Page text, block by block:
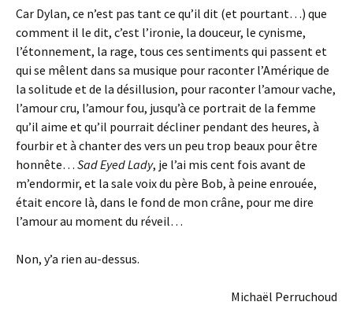
Car Dylan, ce n’est pas tant ce qu’il dit (et pourtant…) que
comment il le dit, c’est l’ironie, la douceur, le cynisme,
l’étonnement, la rage, tous ces sentiments qui passent et
qui se mêlent dans sa musique pour raconter l’Amérique de
la solitude et de la désillusion, pour raconter l’amour vache,
l’amour cru, l’amour fou, jusqu’à ce portrait de la femme
qu’il aime et qu’il pourrait décliner pendant des heures, à
fourbir et à chanter des vers un peu trop beaux pour être
honnête… Sad Eyed Lady, je l’ai mis cent fois avant de
m’endormir, et la sale voix du père Bob, à peine enrouée,
était encore là, dans le fond de mon crâne, pour me dire
l’amour au moment du réveil…
Non, y’a rien au-dessus.
Michaël Perruchoud